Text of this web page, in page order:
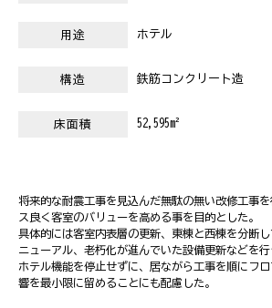
用途 ホテル
構造 鉄筋コンクリート造
床面積 52,595m²
将来的な耐震工事を見込んだ無駄の無い改修工事
ス良く客室のバリューを高める事を目的とした。
具体的には客室内表層の更新、東棟と西棟を分断
ニューアル、老朽化が進んでいた設備更新などを行
ホテル機能を停止せずに、居ながら工事を順にフ
響を最小限に留めることにも配慮した。